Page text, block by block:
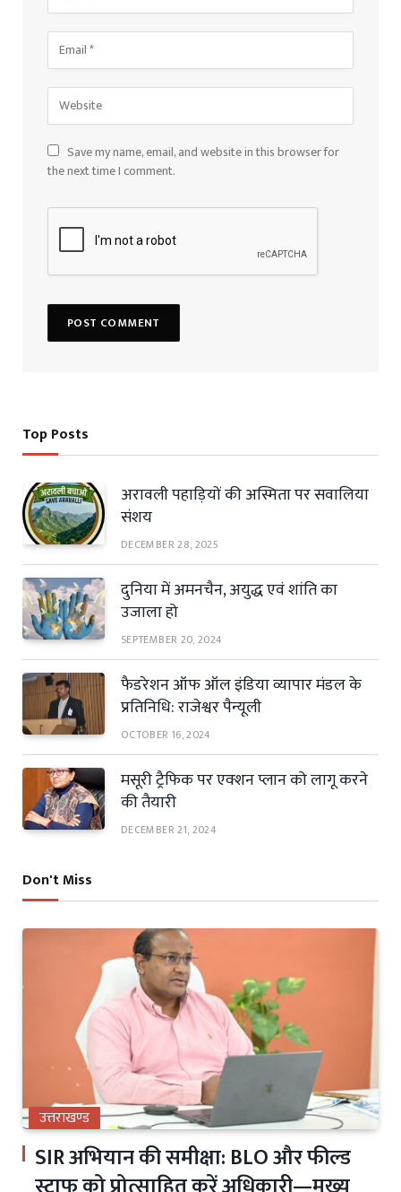
Save my name, email, and website in this browser for
the next time I comment.
Top Posts
अरावली पहाड़ियों की अस्मिता पर सवालिया
संशय
DECEMBER 28, 2025
दुनिया में अमनचैन, अयुद्ध एवं शांति का
उजाला हो
SEPTEMBER 20, 2024
फैडरेशन ऑफ ऑल इंडिया व्यापार मंडल के
प्रतिनिधि: राजेश्वर पैन्यूली
OCTOBER 16, 2024
मसूरी ट्रैफिक पर एक्शन प्लान को लागू करने
की तैयारी
DECEMBER 21, 2024
Don't Miss
उत्तराखण्ड
SIR अभियान की समीक्षा: BLO और फील्ड